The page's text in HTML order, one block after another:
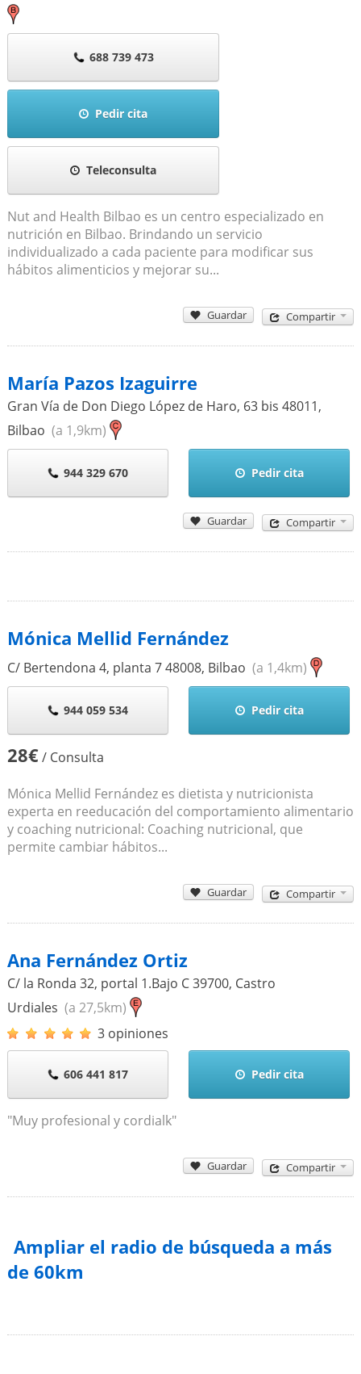
688 739 473
Pedir cita
Teleconsulta
Nut and Health Bilbao es un centro especializado en
nutrición en Bilbao. Brindando un servicio
individualizado a cada paciente para modificar sus
hábitos alimenticios y mejorar su...
Guardar Compartir
María Pazos Izaguirre
Gran Vía de Don Diego López de Haro, 63 bis 48011,
Bilbao (a 1,9km)
944 329 670 Pedir cita
Guardar Compartir
Mónica Mellid Fernández
C/ Bertendona 4, planta 748008, Bilbao (a 1,4km)
944 059 534 Pedir cita
28€/ Consulta
Mónica Mellid Fernández es dietista y nutricionista
experta en reeducación del comportamiento alimentario
y coaching nutricional: Coaching nutricional, que
permite cambiar hábitos...
Guardar Compartir
Ana Fernández Ortiz
C/ la Ronda 32, portal 1.Bajo C39700, Castro
Urdiales (a 27,5km)
3 opiniones
606 441 817 Pedir cita
"Muy profesional y cordialk"
Guardar Compartir
Ampliar el radio de búsqueda a más
de 60km